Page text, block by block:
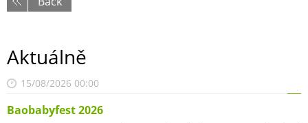
Aktuálně
15/08/2026 00:00
Baobabyfest 2026